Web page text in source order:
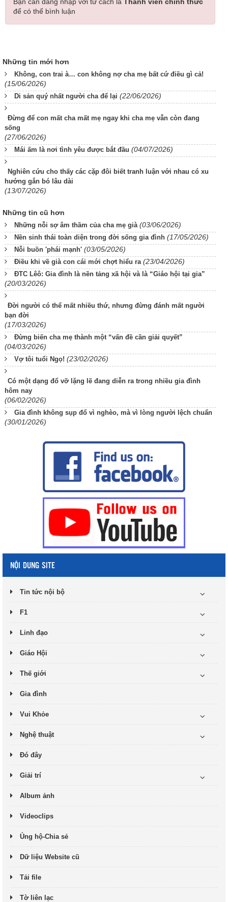
để có thể bình luận
Những tin mới hơn
Không, con trai à… con không nợ cha mẹ bất cứ điều gì cả!
(15/06/2026)
Di sản quý nhất người cha để lại (22/06/2026)
Đừng để con mất cha mất mẹ ngay khi cha mẹ vẫn còn đang
sống
(27/06/2026)
Mái ấm là nơi tình yêu được bắt đầu (04/07/2026)
Nghiên cứu cho thấy các cặp đôi biết tranh luận với nhau có xu
hướng gắn bó lâu dài
(13/07/2026)
Những tin cũ hơn
Những nỗi sợ âm thầm của cha mẹ già (03/06/2026)
Nền sinh thái toàn diện trong đời sống gia đình (17/05/2026)
Nỗi buồn 'phái mạnh' (03/05/2026)
Điều khi về già con cái mới chợt hiểu ra (23/04/2026)
ĐTC Lêô: Gia đình là nền tảng xã hội và là “Giáo hội tại gia”
(20/03/2026)
Đời người có thể mất nhiều thứ, nhưng đừng đánh mất người
bạn đời
(17/03/2026)
Đừng biến cha mẹ thành một “vấn đề cần giải quyết”
(04/03/2026)
Vợ tôi tuổi Ngọ! (23/02/2026)
Có một dạng đổ vỡ lặng lẽ đang diễn ra trong nhiều gia đình
hôm nay
(06/02/2026)
Gia đình không sụp đổ vì nghèo, mà vì lòng người lệch chuẩn
(30/01/2026)
NỘI DUNG SITE
Tin tức nội bộ
F1
Linh đạo
Giáo Hội
Thế giới
Gia đình
Vui Khỏe
Nghệ thuật
Đó đây
Giải trí
Album ảnh
Videoclips
Ủng hộ-Chia sẻ
Dữ liệu Website cũ
Tải file
Tờ liên lạc